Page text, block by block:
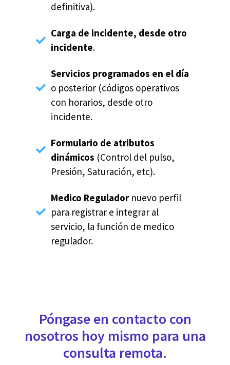
definitiva).
Carga de incidente, desde otro
incidente.
Servicios programados en el día
o posterior (códigos operativos
con horarios, desde otro
incidente.
Formulario de atributos
dinámicos (Control del pulso,
Presión, Saturación, etc).
Medico Regulador nuevo perfil
para registrar e integrar al
servicio, la función de medico
regulador.
Póngase en contacto con
nosotros hoy mismo para una
consulta remota.